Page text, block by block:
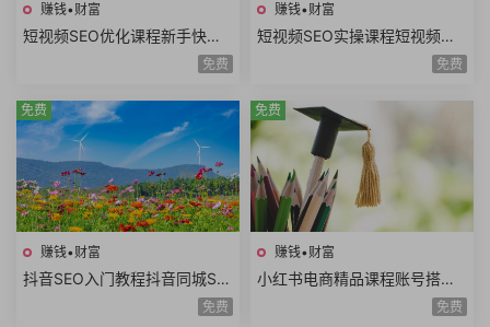
赚钱•财富
短视频SEO优化课程新手快速
入门短视频搜索SEO关键词排
免费
赚钱•财富
短视频SEO实操课程短视频搜
索优化技术关键词排名获取精
免费
赚钱•财富
抖音SEO入门教程抖音同城SE
O优化技巧关键词挖掘抖音搜
免费
免费
赚钱•财富
小红书电商精品课程账号搭建
店铺开通选品技巧拍摄剪辑店
免费
免费